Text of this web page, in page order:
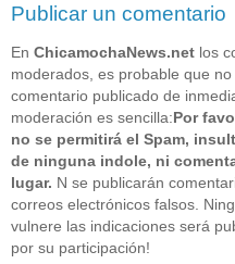
Publicar un comentario
En ChicamochaNews.net los
moderados, es probable que no
comentario publicado de
moderación es sencilla:Por
no se permitirá el Spam,
de ninguna indole, ni
lugar. N se publicarán
correos electrónicos falsos.
vulnere las indicaciones será
por su participación!